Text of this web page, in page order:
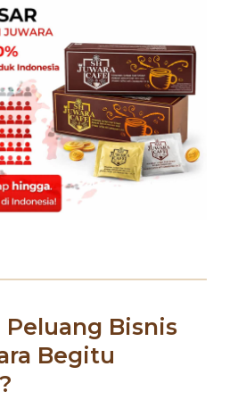
Peluang Bisnis
Begitu